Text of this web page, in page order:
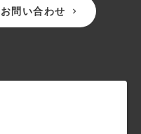
お問い合わせ keyboard_arrow_right